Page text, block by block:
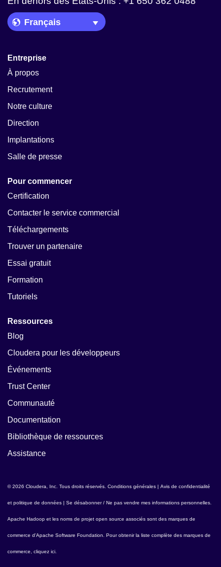
Language Picker
Entreprise
À propos
Recrutement
Notre culture
Direction
Implantations
Salle de presse
Pour commencer
Certification
Contacter le service commercial
Téléchargements
Trouver un partenaire
Essai gratuit
Formation
Tutoriels
Ressources
Blog
Cloudera pour les développeurs
Événements
Trust Center
Communauté
Documentation
Bibliothèque de ressources
Assistance
© 2026 Cloudera, Inc. Tous droits réservés. Conditions générales | Avis de confidentialité
et politique de données | Se désabonner / Ne pas vendre mes informations personnelles
Apache Hadoop et les noms de projet open source associés sont des marques de
commerce d'Apache Software Foundation . Pour obtenir la liste complète des marques de
commerce, cliquez ici